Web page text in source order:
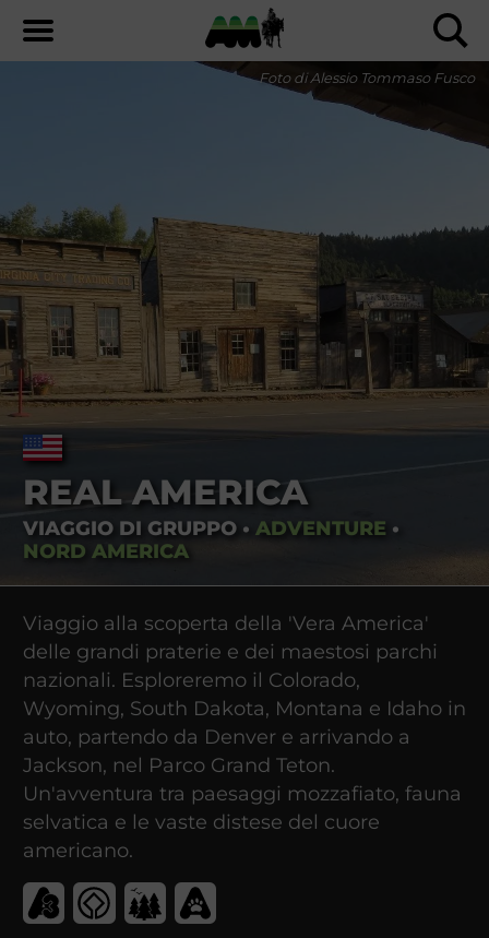
REAL AMERICA
VIAGGIO DI GRUPPO• ADVENTURE •
NORD AMERICA
Foto di Alessio Tommaso Fusco
Viaggio alla scoperta della 'Vera America'
delle grandi praterie e dei maestosi parchi
nazionali. Esploreremo il Colorado,
Wyoming, South Dakota, Montana e Idaho in
auto, partendo da Denver e arrivando a
Jackson, nel Parco Grand Teton.
Un'avventura tra paesaggi mozzafiato, fauna
selvatica e le vaste distese del cuore
americano.